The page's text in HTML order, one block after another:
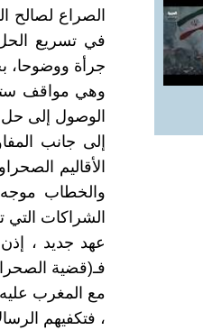
الصراع
في تسريع
جرأة ووضوحا،
وهي مواقف
الوصول إلى
إلى جانب
الأقاليم
والخطاب موجه
الشراكات التي
عهد جديد ، إذن
فـ(قضية
مع المغرب
، فتكفيهم